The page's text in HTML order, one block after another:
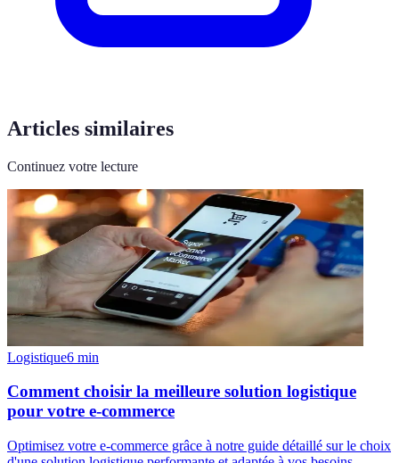
Articles similaires
Continuez votre lecture
Logistique6 min
Comment choisir la meilleure solution logistique
pour votre e-commerce
Optimisez votre e-commerce grâce à notre guide détaillé sur le choix